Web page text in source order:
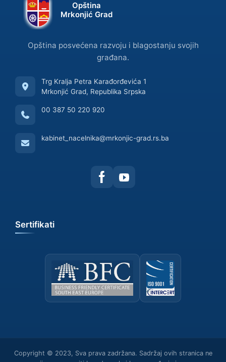
Opština
Mrkonjić Grad
Opština posvećena razvoju i blagostanju svojih
građana.
Trg Kralja Petra Karađorđevića 1
Mrkonjić Grad, Republika Srpska
00 387 50 220 920
kabinet_nacelnika@mrkonjic-grad.rs.ba
Sertifikati
Copyright © 2023, Sva prava zadržana. Sadržaj ovih stranica ne